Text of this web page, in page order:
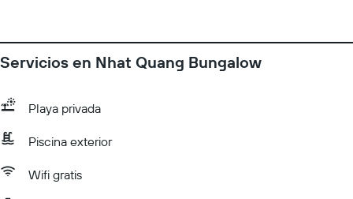
Servicios en Nhat Quang Bungalow
Playa privada
Piscina exterior
Wifi gratis